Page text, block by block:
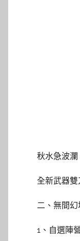
秋水急波瀾
全新武器
二、無間
1、自選陣